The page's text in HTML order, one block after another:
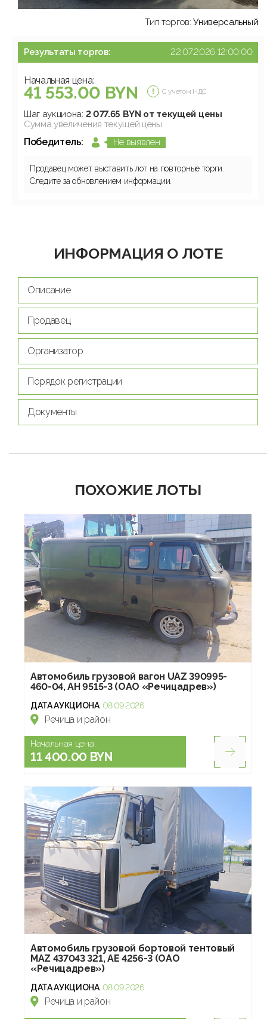
Тип торгов:Универсальный
Результаты торгов: 22.07.2026 12:00:00
Начальная цена:
41 553.00 BYN С учетом НДС
Шаг аукциона: 2 077.65 BYN от текущей цены
Сумма увеличения текущей цены
Победитель: Не выявлен
Продавец может выставить лот на повторные торги.
Следите за обновлением информации.
ИНФОРМАЦИЯ О ЛОТЕ
Описание
Продавец
Организатор
Порядок регистрации
Документы
ПОХОЖИЕ ЛОТЫ
Автомобиль грузовой вагон UAZ 390995-
460-04, АН 9515-3 (ОАО «Речицадрев»)
ДАТА АУКЦИОНА 08.09.2026
Речица и район
Начальная цена:
11 400.00 BYN
Автомобиль грузовой бортовой тентовый
МАZ 437043 321, АЕ 4256-3 (ОАО
«Речицадрев»)
ДАТА АУКЦИОНА 08.09.2026
Речица и район